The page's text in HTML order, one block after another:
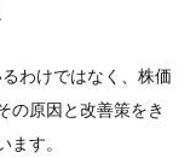
わけではなく、株価
の原因と改善策をき
す。